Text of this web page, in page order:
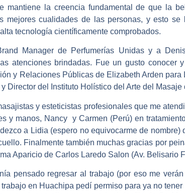
mantiene la creencia fundamental de que la
mejores cualidades de las personas, y esto se
tecnología científicamente comprobados.
Manager de Perfumerías Unidas y a
atenciones brindadas. Fue un gusto conocer
y Relaciones Públicas de Elizabeth Arden
Director del Instituto Holístico del Arte del
y esteticistas profesionales que me
y manos, Nancy y Carmen (Perú) en
a Lidia (espero no equivocarme de
Finalmente también muchas gracias por
Aparicio de Carlos Laredo Salon (Av. Belisario
pensado regresar al trabajo (por eso me
en Huachipa pedí permiso para ya no